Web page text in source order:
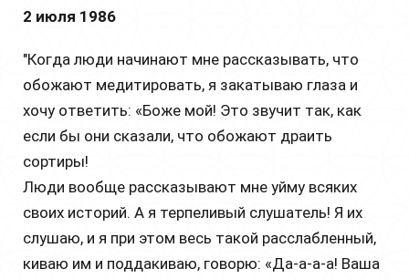
2 июля 1986
"Когда люди начинают мне рассказывать, что
обожают медитировать, я закатываю глаза и
хочу ответить: «Боже мой! Это звучит так, как
если бы они сказали, что обожают драить
сортиры!
Люди вообще рассказывают мне уйму всяких
своих историй. А я терпеливый слушатель! Я их
слушаю, и я при этом весь такой расслабленный,
киваю им и поддакиваю, говорю: «Да-а-а-а! Ваша